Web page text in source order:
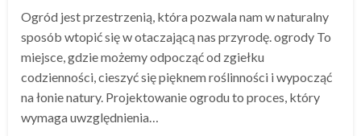
Ogród jest przestrzenią, która pozwala nam w naturalny
sposób wtopić się w otaczającą nas przyrodę. ogrody To
miejsce, gdzie możemy odpocząć od zgiełku
codzienności, cieszyć się pięknem roślinności i wypocząć
na łonie natury. Projektowanie ogrodu to proces, który
wymaga uwzględnienia…